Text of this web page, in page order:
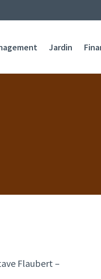
Jardin
Flaubert –